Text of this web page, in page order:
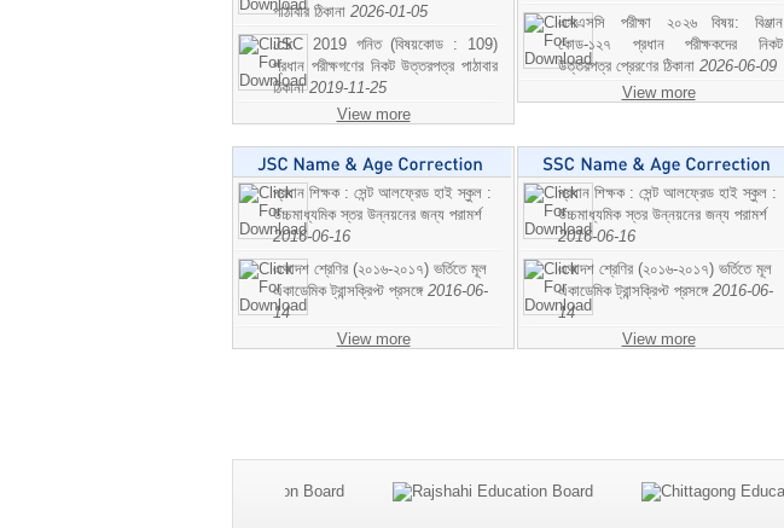
পাঠাবার ঠিকানা 2026-01-05
JSC 2019 গনিত (বিষয়কোড : 109)
প্রধান পরীক্ষগণের নিকট উত্তরপত্র পাঠাবার
ঠিকানা2019-11-25
View more
এসএসসি পরীক্ষা ২০২৬ বিষয়: বিঞ্জান
কোড-১২৭ প্রধান পরীক্ষকদের নিকট
উত্তরপত্র প্রেরণের ঠিকানা 2026-06-09
View more
প্রধান শিক্ষক : সেন্ট আলফ্রেড হাই স্কুল :
উচ্চমাধ্যমিক স্তর উন্নয়নের জন্য পরামর্শ
2016-06-16
একাদশ শ্রেণির (২০১৬-২০১৭) ভর্তিতে মূল
একাডেমিক ট্রান্সক্রিপ্ট প্রসঙ্গে 2016-06-
14
View more
প্রধান শিক্ষক : সেন্ট আলফ্রেড হাই স্কুল :
উচ্চমাধ্যমিক স্তর উন্নয়নের জন্য পরামর্শ
2016-06-16
একাদশ শ্রেণির (২০১৬-২০১৭) ভর্তিতে মূল
একাডেমিক ট্রান্সক্রিপ্ট প্রসঙ্গে 2016-06-
14
View more